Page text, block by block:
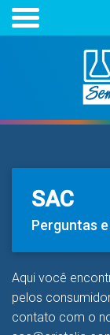
SAC
Perguntas
Aqui você
pelos
contato com o